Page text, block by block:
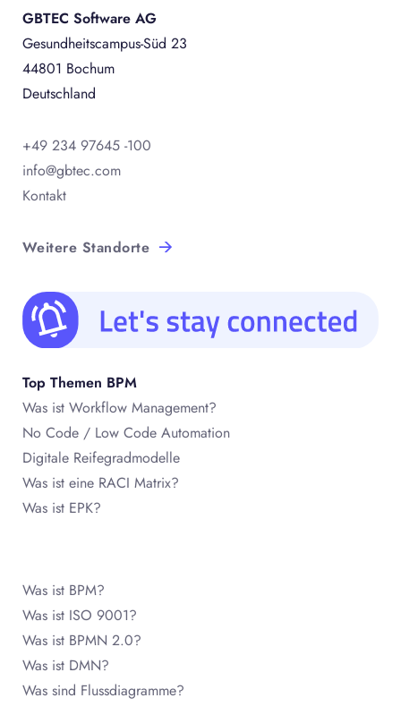
GBTEC Software AG
Gesundheitscampus-Süd 23
44801 Bochum
Deutschland
+49 234 97645 -100
info@gbtec.com
Kontakt
Weitere Standorte
Top Themen BPM
Was ist Workflow Management?
No Code / Low Code Automation
Digitale Reifegradmodelle
Was ist eine RACI Matrix?
Was ist EPK?
Was ist BPM?
Was ist ISO 9001?
Was ist BPMN 2.0?
Was ist DMN?
Was sind Flussdiagramme?